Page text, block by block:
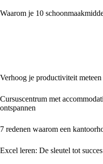
Waarom je 10
Verhoog je productiviteit
Cursuscentrum met
ontspannen
7 redenen waarom een
Excel leren: De sleutel tot